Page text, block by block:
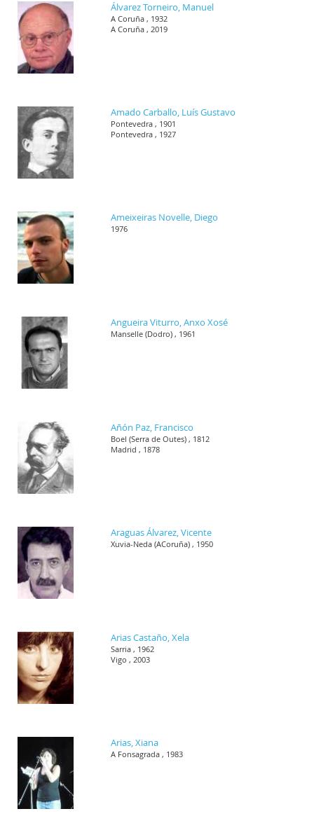
Álvarez Torneiro, Manuel
A Coruña , 1932
A Coruña , 2019
Amado Carballo, Luís Gustavo
Pontevedra , 1901
Pontevedra , 1927
Ameixeiras Novelle, Diego
1976
Angueira Viturro, Anxo Xosé
Manselle (Dodro) , 1961
Añón Paz, Francisco
Boel (Serra de Outes) , 1812
Madrid , 1878
Araguas Álvarez, Vicente
Xuvia-Neda (ACoruña) , 1950
Arias Castaño, Xela
Sarria , 1962
Vigo , 2003
Arias, Xiana
A Fonsagrada , 1983